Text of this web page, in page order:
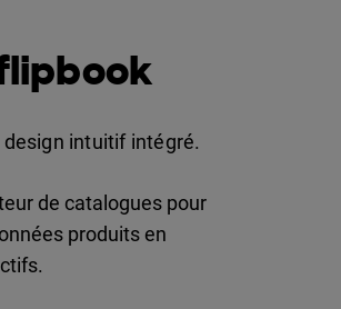
intuitif intégré.
de catalogues pour
produits en